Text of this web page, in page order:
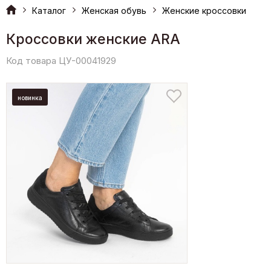
Каталог Женская обувь Женские кроссовки
Кроссовки женские ARA
Код товара ЦУ-00041929
новинка